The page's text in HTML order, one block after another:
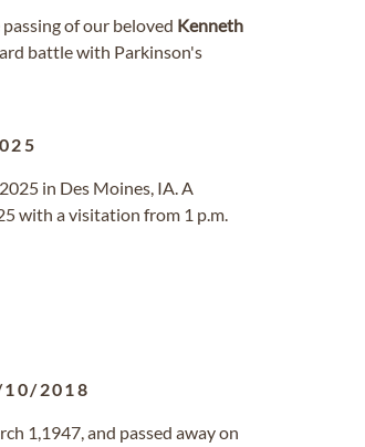
of our beloved Kenneth
battle with Parkinson's
in Des Moines, IA. A
with a visitation from 1 p.m.
2018
1,1947, and passed away on